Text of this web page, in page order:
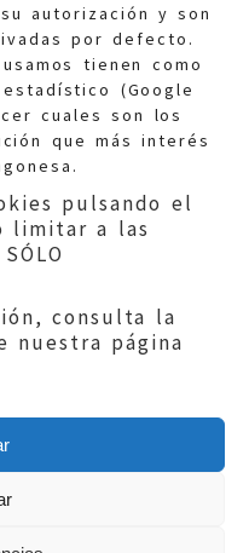
autorización y son
por defecto.
tienen como
(Google
cuales son los
que más interés
pulsando el
limitar a las
consulta la
nuestra página
general:
210/
de privacidad|
de Aragón|
Consulting